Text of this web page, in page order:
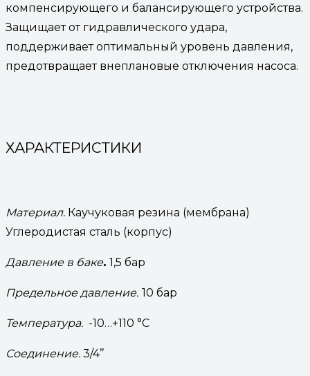
компенсирующего и балансирующего устройства.
Защищает от гидравлического удара,
поддерживает оптимальный уровень давления,
предотвращает внеплановые отключения насоса.
ХАРАКТЕРИСТИКИ
Материал. Каучуковая резина (мембрана)
Углеродистая сталь (корпус)
Давление в баке. 1,5 бар
Предельное давление. 10 бар
Температура. -10…+110 °С
Соединение. 3/4’’